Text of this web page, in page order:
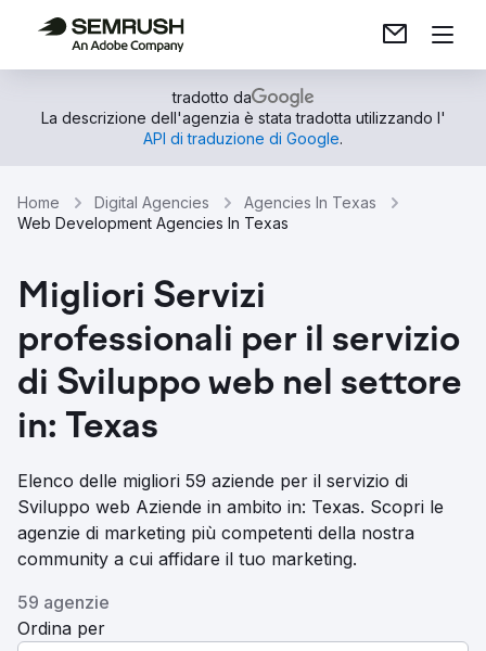
tradotto da
La descrizione dell'agenzia è stata tradotta utilizzando l'
API di traduzione di Google.
Home Digital Agencies
Agencies In Texas
Web Development Agencies In Texas
Migliori Servizi
professionali per il servizio
di Sviluppo web nel settore
in: Texas
Elenco delle migliori 59 aziende per il servizio di
Sviluppo web Aziende in ambito in: Texas. Scopri le
agenzie di marketing più competenti della nostra
community a cui affidare il tuo marketing.
59 agenzie
Ordina per